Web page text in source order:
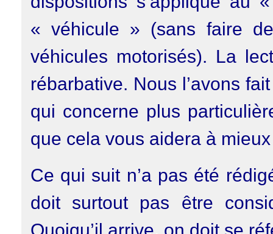
« véhicule » (sans faire
véhicules motorisés). La
rébarbative. Nous l’avons
qui concerne plus
que cela vous aidera à
Ce qui suit n’a pas été
doit surtout pas être